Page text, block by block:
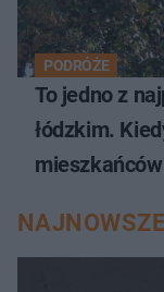
PODRÓŻE
To jedno z
łódzkim.